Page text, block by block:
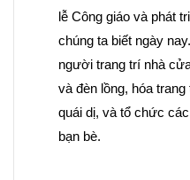
lễ Công giáo và phát
chúng ta biết ngày
người trang trí nhà
và đèn lồng, hóa
quái dị, và tổ chức
bạn bè.